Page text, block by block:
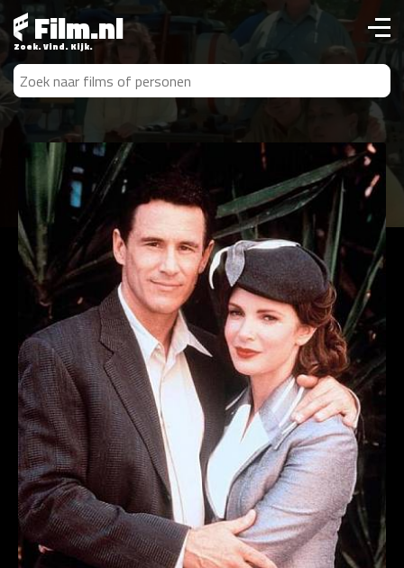
Film.nl
Zoek. Vind. Kijk.